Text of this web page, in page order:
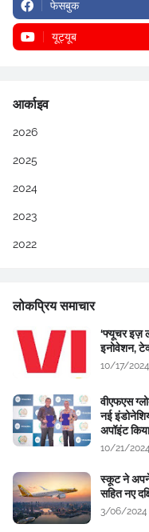
फेसबुक
यूट्यूब
आर्काइव
2026
2025
2024
2023
2022
लोकप्रिय समाचार
‘फ्यूचर इज़
इनोवेशन,
10/17/
वीएफएस
नई
अपॉइंट
10/21/
स्कूट ने
सहित नए
3/06/2024